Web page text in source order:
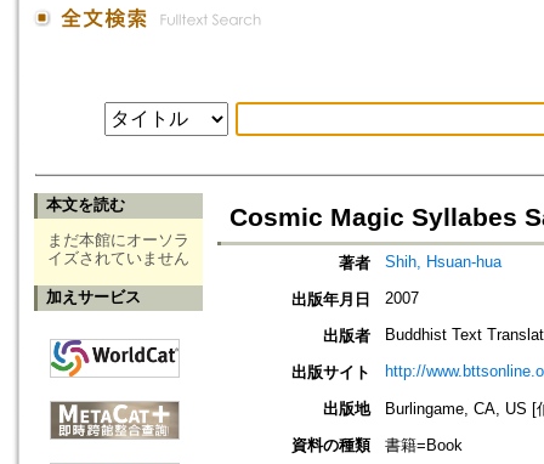
本文を読む
まだ本館にオーソラ
イズされていません
加えサービス
Cosmic Magic Syllabes
著者 Shih, Hsuan-hua
出版年月日 2007
出版者 Buddhist Text
出版サイト http://
出版地
Burlingame, CA, US
資料の種類
書籍=Book